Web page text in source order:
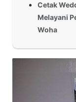
Cetak
Melayani
Woha